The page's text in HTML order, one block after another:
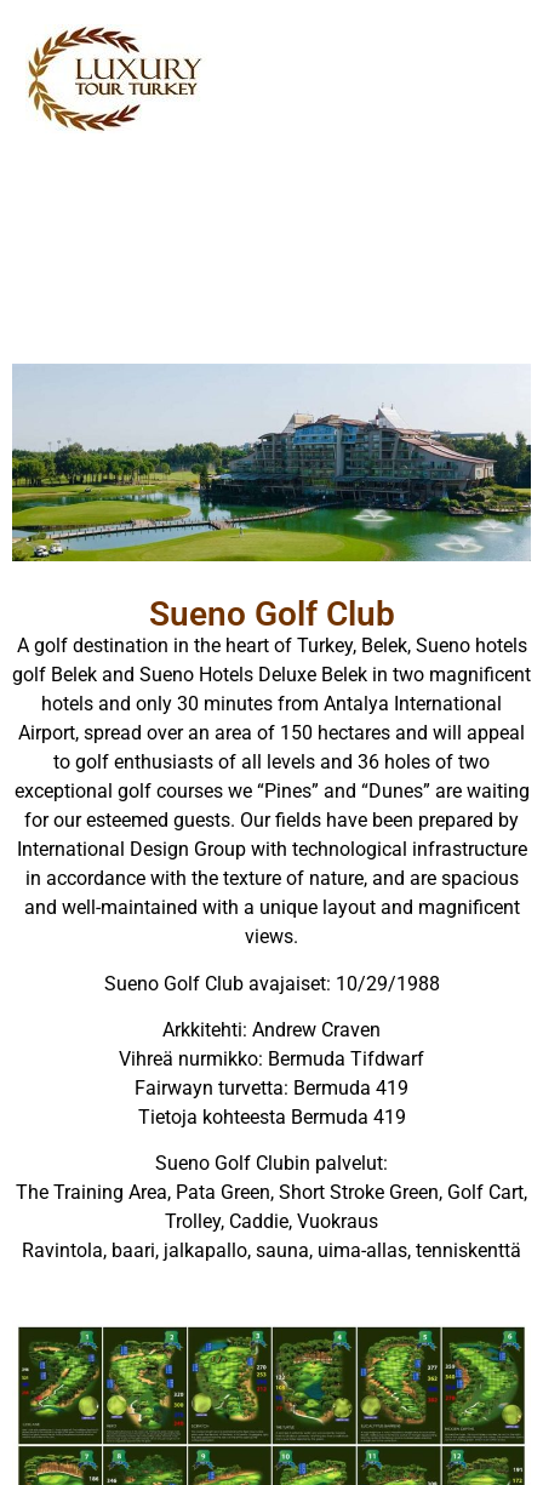
Sueno Golf Club
A golf destination in the heart of Turkey, Belek, Sueno hotels
golf Belek and Sueno Hotels Deluxe Belek in two magnificent
hotels and only 30 minutes from Antalya International
Airport, spread over an area of 150 hectares and will appeal
to golf enthusiasts of all levels and 36 holes of two
exceptional golf courses we “Pines” and “Dunes” are waiting
for our esteemed guests. Our fields have been prepared by
International Design Group with technological infrastructure
in accordance with the texture of nature, and are spacious
and well-maintained with a unique layout and magnificent
views.
Sueno Golf Club avajaiset: 10/29/1988
Arkkitehti: Andrew Craven
Vihreä nurmikko: Bermuda Tifdwarf
Fairwayn turvetta: Bermuda 419
Tietoja kohteesta Bermuda 419
Sueno Golf Clubin palvelut:
The Training Area, Pata Green, Short Stroke Green, Golf Cart,
Trolley, Caddie, Vuokraus
Ravintola, baari, jalkapallo, sauna, uima-allas, tenniskenttä